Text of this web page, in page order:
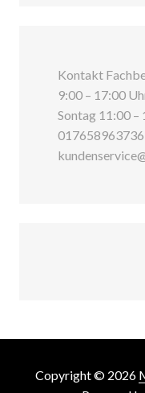
Kontakt
9:00 – 17:00
Sontag 11:00
017658963736
Copyright © 2026